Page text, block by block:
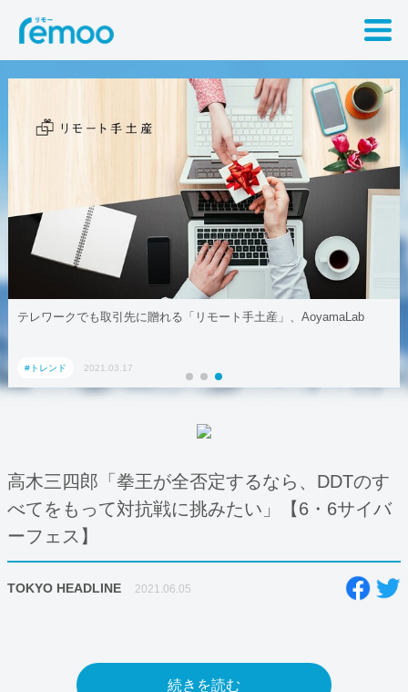
テレワークでも取引先に贈れる「リモート手土産」、AoyamaLab
#トレンド 2021.03.17
高木三四郎「拳王が全否定するなら、DDTのす
べてをもって対抗戦に挑みたい」【6・6サイバ
ーフェス】
TOKYO HEADLINE 2021.06.05
続きを読む